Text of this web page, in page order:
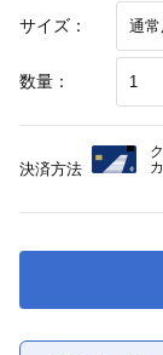
サイズ：
数量：
決済方法